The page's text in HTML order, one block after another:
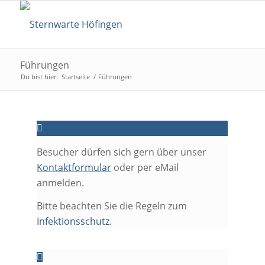
Führungen
Du bist hier: Startseite / Führungen
Besucher dürfen sich gern über unser
Kontaktformular oder per eMail
anmelden.
Bitte beachten Sie die Regeln zum
Infektionsschutz.